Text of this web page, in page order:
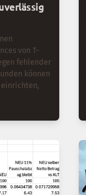
von T-
fehlender
können